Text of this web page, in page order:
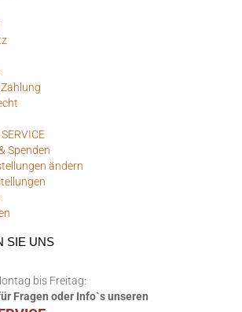
Spenden
ändern
SIE UNS
bis Freitag:
Fragen oder Info`s unseren